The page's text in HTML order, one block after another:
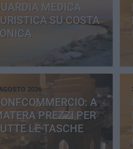
MEDICA
SU COSTA
2026
A
PREZZI PER
LE TASCHE